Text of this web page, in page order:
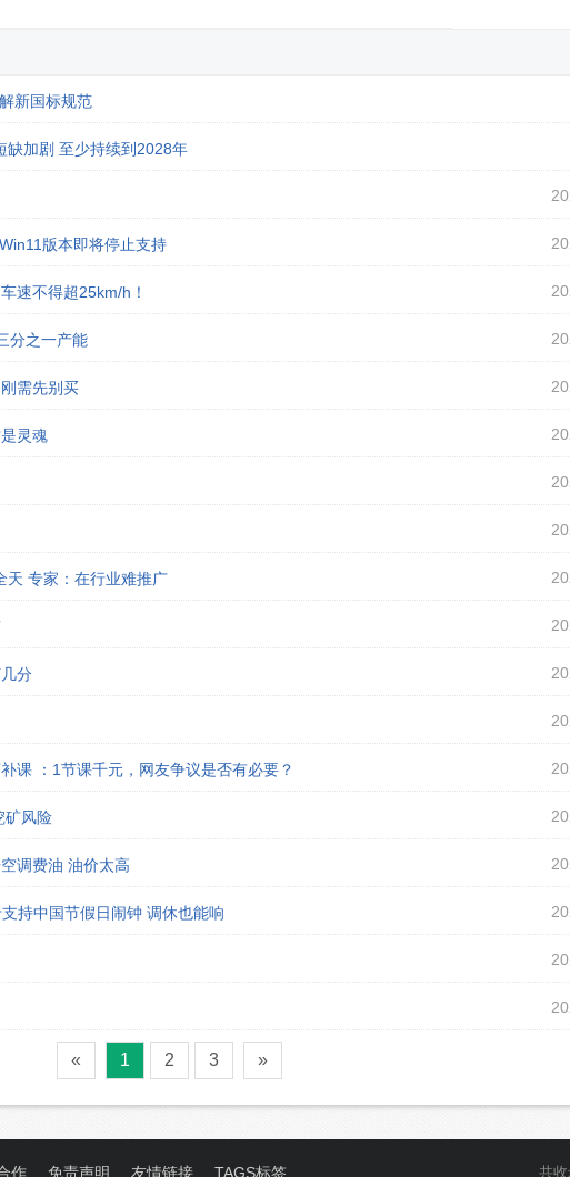
新国标规范
缺加剧 至少持续到2028年
版本即将停止支持
速不得超25km/h！
分之一产能
需先别买
灵魂
天 专家：在行业难推广
分
课 ：1节课千元，网友争议是否有必要？
矿风险
调费油 油价太高
持中国节假日闹钟 调休也能响
« 1 2 3 »
共
作 免责声明 友情链接 TAGS标签